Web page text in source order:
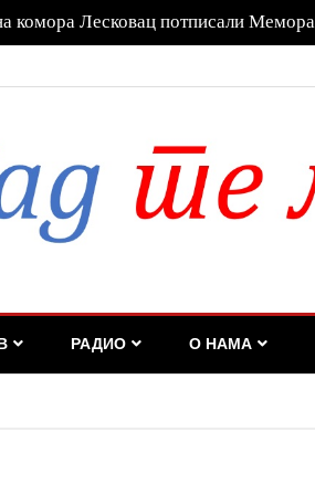
Дубравка Ђедовић Хандановић
РАДИО О НАМА